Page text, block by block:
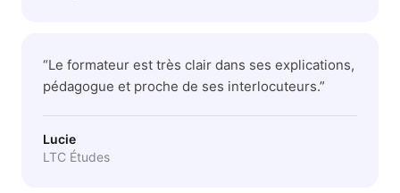
“Le formateur est très clair dans ses explications,
pédagogue et proche de ses interlocuteurs.”
Lucie
LTC Études